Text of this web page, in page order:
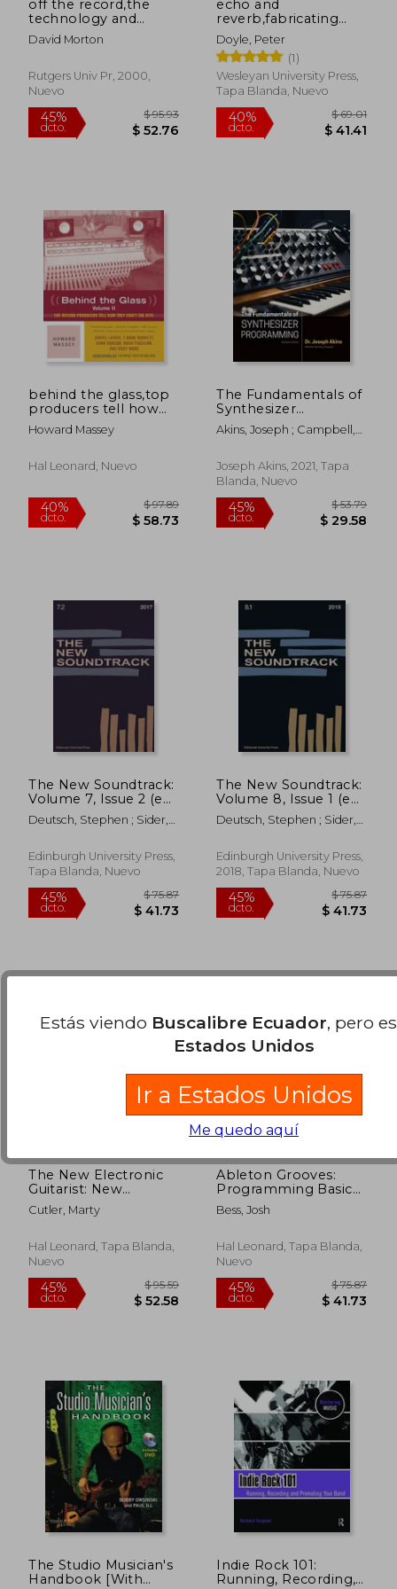
40%
dcto.
$ 100.86
$ 60.52
45%
dcto.
off the record,the
technology and
culture of sound
recording in america
David Morton
Rutgers Univ Pr, 2000,
Nuevo
$ 52.76
echo and
reverb,fabricating
space in popular
music recording,
1900-1960 (en Inglés)
Doyle, Peter
(1)
Wesleyan University Press,
Tapa Blanda, Nuevo
$
behind the glass,top
producers tell how
they craft the hits
Howard Massey
Hal Leonard, Nuevo
40%
dcto. $ 58.73
The Fundamentals of
Synthesizer
Programming (en
Inglés)
Akins, Joseph ; Campbell,
Joseph Akins, 2021, Tapa
Blanda, Nuevo
dcto. $
The New Soundtrack:
Volume 7, Issue 2 (en
Inglés)
Deutsch, Stephen ; Sider,
Edinburgh University Press,
Tapa Blanda, Nuevo
The New Soundtrack:
Volume 8, Issue 1 (en
Inglés)
Deutsch, Stephen ; Sider,
Edinburgh University Press,
2018, Tapa Blanda, Nuevo
The New Electronic
Guitarist: New
Technologies and
Techniques for the
(en Inglés)
Cutler, Marty
Hal Leonard, Tapa Blanda,
Nuevo
Ableton Grooves:
Programming Basic
and Advanced
Grooves with Ableton
Bess, Josh
Hal Leonard, Tapa Blanda,
Nuevo
The Studio Musician's
Handbook [With
Indie Rock 101:
Running, Recording,
Estás viendo Buscalibre Ecuador, pero
Estados Unidos
Ir a Estados Unidos
Me quedo aquí